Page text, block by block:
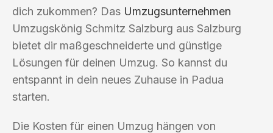
dich zukommen? Das Umzugsunternehmen
Umzugskönig Schmitz Salzburg aus Salzburg
bietet dir maßgeschneiderte und günstige
Lösungen für deinen Umzug. So kannst du
entspannt in dein neues Zuhause in Padua
starten.
Die Kosten für einen Umzug hängen von